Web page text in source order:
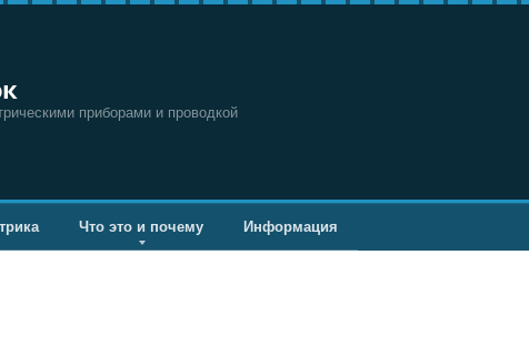
приборами и проводкой
Что это и почему Информация